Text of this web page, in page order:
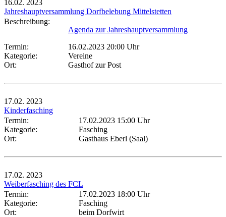
16.02. 2023
Jahreshauptversammlung Dorfbelebung Mittelstetten
Beschreibung:
Agenda zur Jahreshauptversammlung
Termin:
16.02.2023 20:00 Uhr
Kategorie:
Vereine
Ort:
Gasthof zur Post
17.02. 2023
Kinderfasching
Termin:
17.02.2023 15:00 Uhr
Kategorie:
Fasching
Ort:
Gasthaus Eberl (Saal)
17.02. 2023
Weiberfasching des FCL
Termin:
17.02.2023 18:00 Uhr
Kategorie:
Fasching
Ort:
beim Dorfwirt